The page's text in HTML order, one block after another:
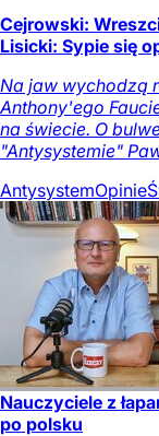
Cejrowski:
Lisicki: Sypie się
Na jaw wychodzą
Anthony'ego
na świecie. O
"Antysystemie"
AntysystemOpinie
Nauczyciele z
po polsku